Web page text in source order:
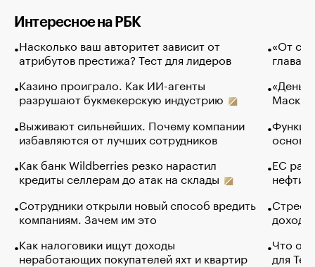
Интересное на РБК
Насколько ваш авторитет зависит от
атрибутов престижа? Тест для лидеров
Казино проиграло. Как ИИ-агенты
разрушают букмекерскую индустрию
Выживают сильнейших. Почему компании
избавляются от лучших сотрудников
Как банк Wildberries резко нарастил
кредиты селлерам до атак на склады
Сотрудники открыли новый способ вредить
компаниям. Зачем им это
Как налоговики ищут доходы
неработающих покупателей яхт и квартир
«От
глава
Маск в
основ
ЕС
нефти
Что
для